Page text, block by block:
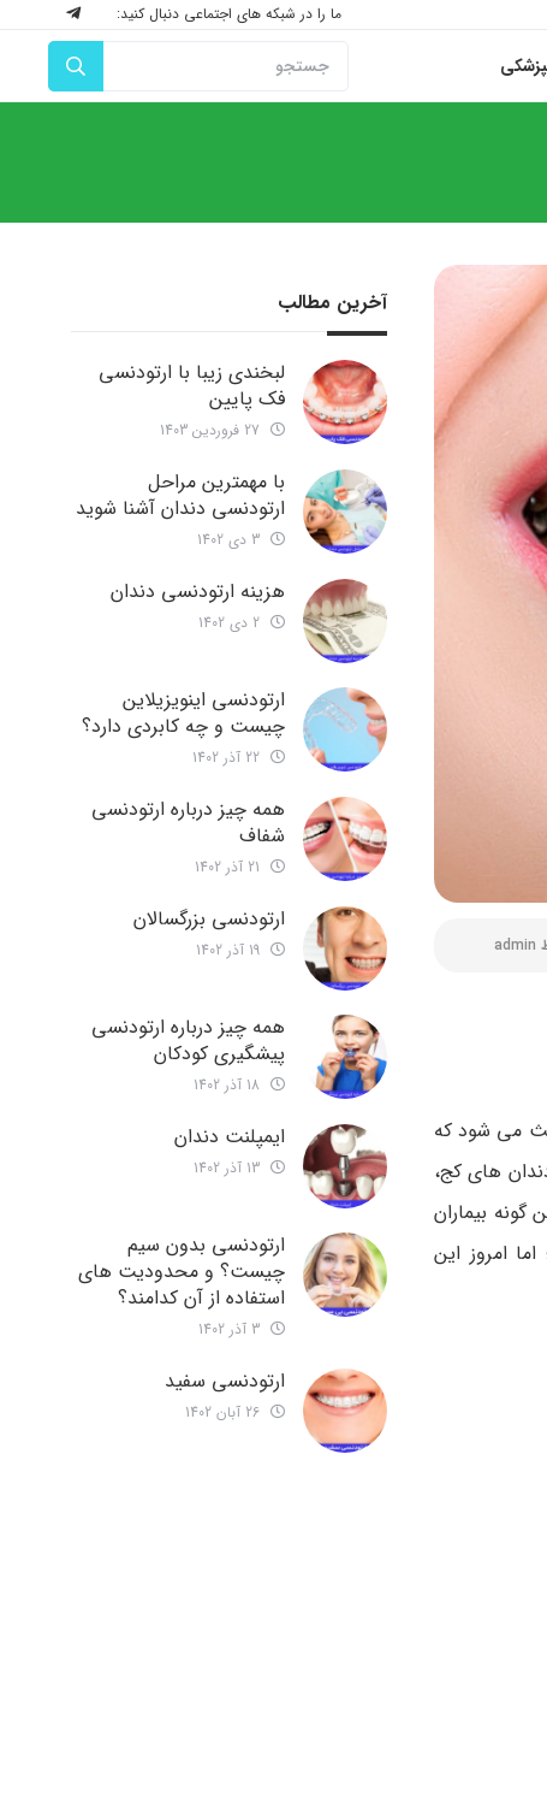
ما را در شبکه های اجتماعی دنبال کنید:
admin
می شود که
های کج،
بیماران
امروز این
آخرین مطالب
لبخندی زیبا با ارتودنسی
فک پایین
با مهمترین مراحل
ارتودنسی دندان آشنا شوید
هزینه ارتودنسی دندان
ارتودنسی اینویزیلاین
چیست و چه کابردی دارد؟
همه چیز درباره ارتودنسی
شفاف
ارتودنسی بزرگسالان
همه چیز درباره ارتودنسی
پیشگیری کودکان
ایمپلنت دندان
ارتودنسی بدون سیم
چیست؟ و محدودیت های
استفاده از آن کدامند؟
ارتودنسی سفید